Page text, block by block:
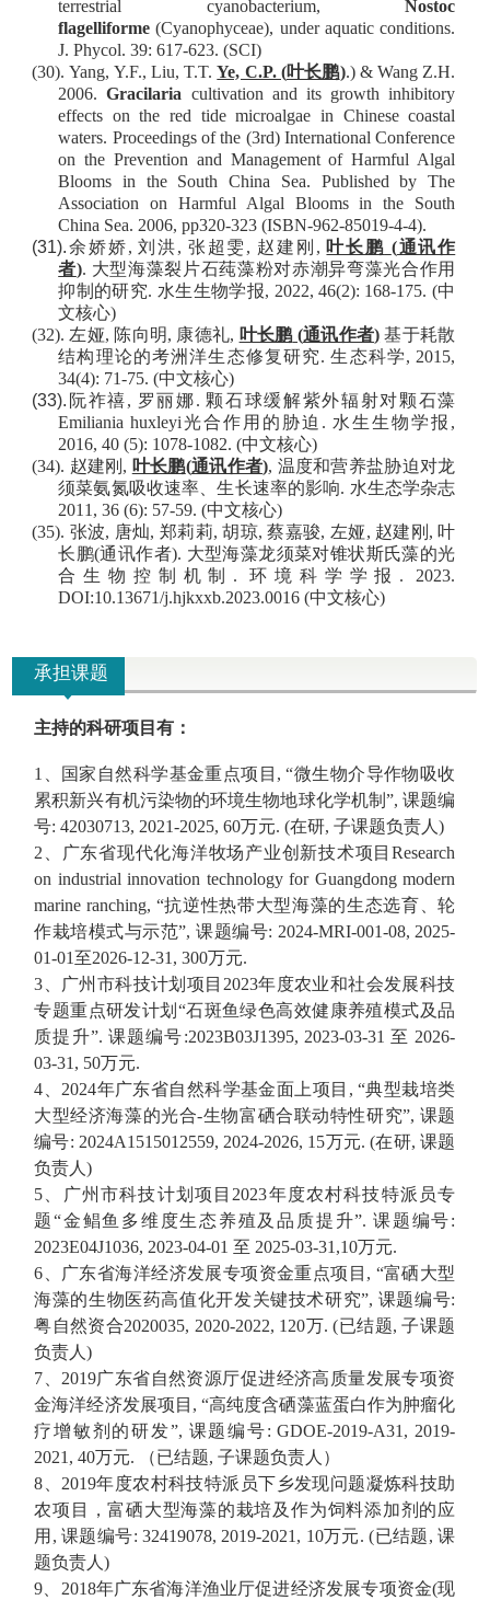
terrestrial cyanobacterium,
Nostoc
flagelliforme (Cyanophyceae), under aquatic conditions.
J. Phycol. 39: 617-623. (SCI)
(30).Yang, Y.F., Liu, T.T. Ye, C.P. (叶长鹏).) & Wang Z.H.
2006. Gracilaria cultivation and its growth inhibitory
effects on the red tide microalgae in Chinese coastal
waters. Proceedings of the (3rd) International Conference
on the Prevention and Management of Harmful Algal
Blooms in the South China Sea. Published by The
Association on Harmful Algal Blooms in the South
China Sea. 2006, pp320-323 (ISBN-962-85019-4-4).
(31).余娇娇, 刘洪, 张超雯 , 赵建刚 , 叶长鹏 (通讯作
者). 大型海藻裂片石莼藻粉对赤潮异弯藻光合作用
抑制的研究. 水生生物学报, 2022, 46(2): 168-175. (中
文核心)
(32). 左娅, 陈向明, 康德礼, 叶长鹏(通讯作者) 基于耗散
结构理论的考洲洋生态修复研究.生态科学, 2015,
34(4): 71-75. (中文核心)
(33). 阮祚禧, 罗丽娜. 颗石球缓解紫外辐射对颗石藻
Emiliania huxleyi光合作用的胁迫 . 水生生物学报 ,
2016, 40 (5): 1078-1082. (中文核心)
(34). 赵建刚 , 叶长鹏(通讯作者), 温度和营养盐胁迫对龙
须菜氨氮吸收速率、生长速率的影响. 水生态学杂志
2011, 36 (6): 57-59. (中文核心)
(35). 张波, 唐灿, 郑莉莉, 胡琼, 蔡嘉骏, 左娅, 赵建刚 , 叶
长鹏(通讯作者). 大型海藻龙须菜对锥状斯氏藻的光
合生物控制机制 .环境科学学报 . 2023.
DOI:10.13671/j.hjkxxb.2023.0016(中文核心)
承担课题
主持的科研项目有：
1、 国家自然科学基金重点项目 ,“微生物介导作物吸收
累积新兴有机污染物的环境生物地球化学机制 ”,课题编
号:42030713, 2021-2025, 60万元. (在研,子课题负责人)
2、
广东省现代化海洋牧场产业创新技术项目Research
on industrial innovation technology for Guangdong modern
marine ranching, “抗逆性热带大型海藻的生态选育、轮
作栽培模式与示范”,课题编号: 2024-MRI-001-08, 2025-
01-01至2026-12-31, 300万元.
3、
广州市科技计划项目 2023年度农业和社会发展科技
专题重点研发计划 “石斑鱼绿色高效健康养殖模式及品
质提升”. 课题编号:2023B03J1395, 2023-03-31 至 2026-
03-31, 50万元.
4、 2024年广东省自然科学基金面上项目 ,“典型栽培类
大型经济海藻的光合-生物富硒合联动特性研究”, 课题
编号: 2024A1515012559, 2024-2026, 15万元. (在研,课题
负责人)
5、
广州市科技计划项目 2023年度农村科技特派员专
题“金鲳鱼多维度生态养殖及品质提升”.课题编号:
2023E04J1036, 2023-04-01至 2025-03-31,10万元.
6、
广东省海洋经济发展专项资金重点项目 , “富硒大型
海藻的生物医药高值化开发关键技术研究”, 课题编号:
粤自然资合2020035, 2020-2022, 120万. (已结题,子课题
负责人)
7、 2019广东省自然资源厅促进经济高质量发展专项资
金海洋经济发展项目 ,“高纯度含硒藻蓝蛋白作为肿瘤化
疗增敏剂的研发”, 课题编号:GDOE-2019-A31 , 2019-
2021,40万元. （已结题,子课题负责人）
8、 2019年度农村科技特派员下乡发现问题凝炼科技助
农项目，富硒大型海藻的栽培及作为饲料添加剂的应
用 , 课题编号: 32419078, 2019-2021, 10万元.(已结题,课
题负责人)
9、 2018年广东省海洋渔业厅促进经济发展专项资金(现